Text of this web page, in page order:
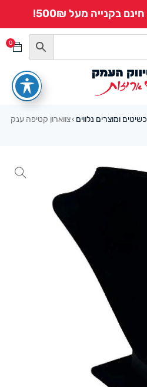
בקנייה מעל 500₪!
0
ומוצרים נלווים ›צווארון קטיפה ענק